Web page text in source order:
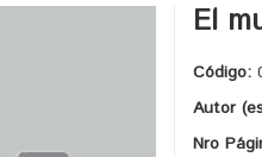
El
Código:
Autor
Nro